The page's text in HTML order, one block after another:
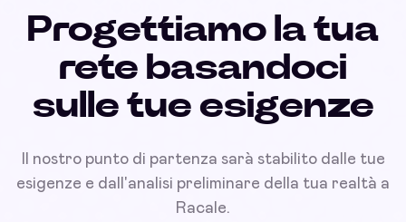
Progettiamo la tua
rete basandoci
sulle tue esigenze
Il nostro punto di partenza sarà stabilito dalle tue
esigenze e dall'analisi preliminare della tua realtà a
Racale.